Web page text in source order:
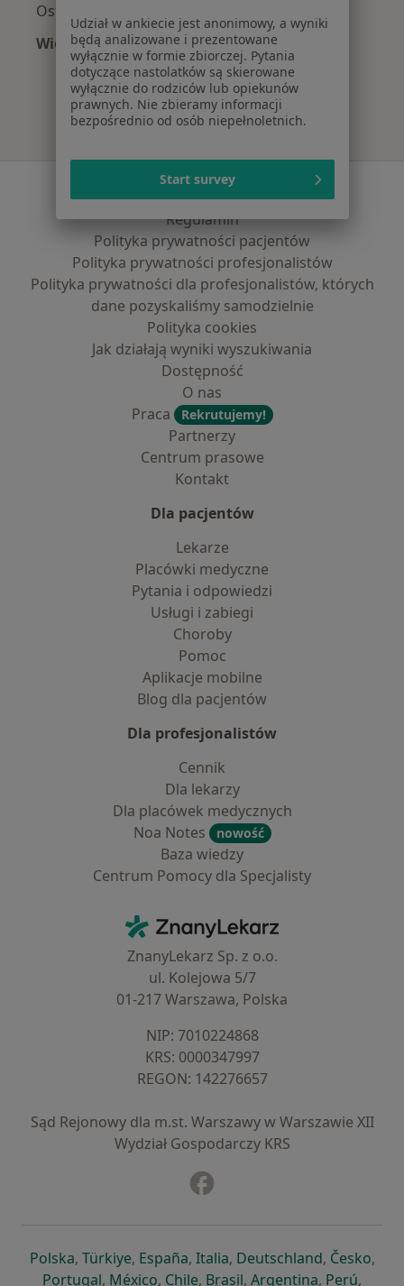
Ostroga piętowa w Zgorzelcu
Więcej (15)
Więcej w kategorii: Najczęście leczone
Serwis
Regulamin
Polityka prywatności pacjentów
Polityka prywatności profesjonalistów
Polityka prywatności dla profesjonalistów, których
dane pozyskaliśmy samodzielnie
Polityka cookies
Jak działają wyniki wyszukiwania
Dostępność
O nas
Praca
Rekrutujemy!
Partnerzy
Centrum prasowe
Kontakt
Dla pacjentów
Lekarze
Placówki medyczne
Pytania i odpowiedzi
Usługi i zabiegi
Choroby
Pomoc
Aplikacje mobilne
Blog dla pacjentów
Dla profesjonalistów
Cennik
Dla lekarzy
Dla placówek medycznych
Noa Notes
nowość
Baza wiedzy
Centrum Pomocy dla Specjalisty
ZnanyLekarz - Strona główna
ZnanyLekarz Sp. z o.o.
ul. Kolejowa 5/7
01-217 Warszawa, Polska
NIP: ⁠7010224868
KRS: ⁠0000347997
REGON: ⁠142276657
Sąd Rejonowy dla m.st. Warszawy w Warszawie XII
Wydział Gospodarczy KRS
Polskaotwiera się w nowej karcie
, Türkiyeotwiera się w nowej karcie
, Españaotwiera się w nowej karcie
, Italiaotwiera się w nowej
, Deutschlandotwiera się
, Česko,
Portugalotwiera się w nowej karcie
, Méxicootwiera się w nowej karcie
, Chileotwiera się w nowej karcie
, Brasilotwiera się w nowej
, Argentinaotwiera się
, Perú,
Udział w ankiecie jest anonimowy, a wyniki
będą analizowane i prezentowane
wyłącznie w formie zbiorczej. Pytania
dotyczące nastolatków są skierowane
wyłącznie do rodziców lub opiekunów
prawnych. Nie zbieramy informacji
bezpośrednio od osób niepełnoletnich.
Start survey